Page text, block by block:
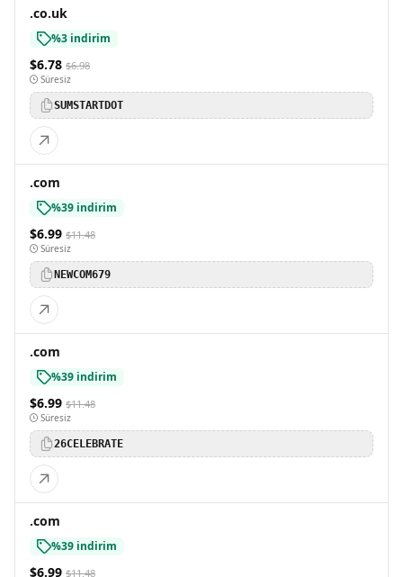
.co.uk
%3 indirim
$6.78 $6.98
Süresiz
SUMSTARTDOT
.com
%39 indirim
$6.99 $11.48
Süresiz
NEWCOM679
.com
%39 indirim
$6.99 $11.48
Süresiz
26CELEBRATE
.com
%39 indirim
$6.99 $11.48